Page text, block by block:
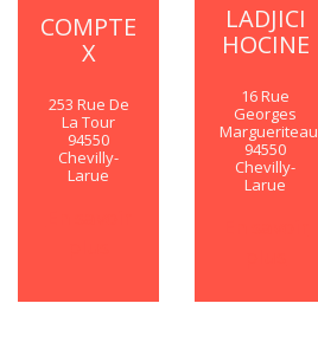
COMPTE
X
253 Rue De
La Tour
94550
Chevilly-
Larue
LADJICI
HOCINE
16 Rue
Georges
Margueriteau
94550
Chevilly-
Larue